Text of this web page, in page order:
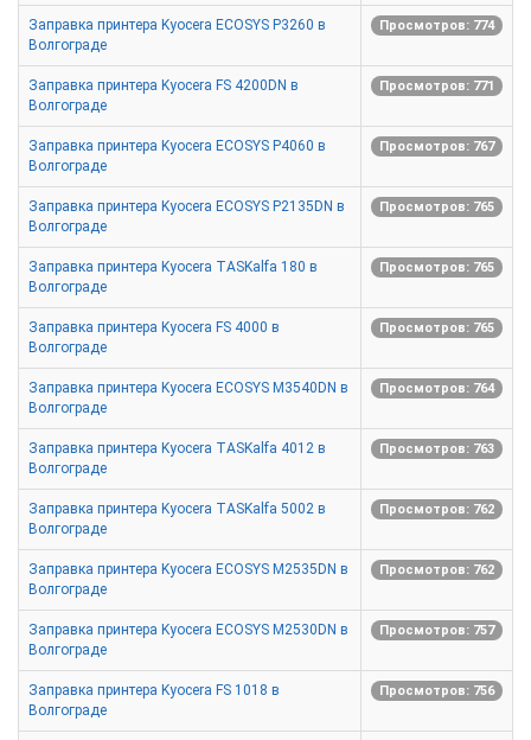
Заправка принтера Kyocera ECOSYS P3260 в
Волгограде
Просмотров: 774
Заправка принтера Kyocera FS 4200DN в
Волгограде
Просмотров: 771
Заправка принтера Kyocera ECOSYS P4060 в
Волгограде
Просмотров: 767
Заправка принтера Kyocera ECOSYS P2135DN в
Волгограде
Просмотров: 765
Заправка принтера Kyocera TASKalfa 180 в
Волгограде
Просмотров: 765
Заправка принтера Kyocera FS 4000 в
Волгограде
Просмотров: 765
Заправка принтера Kyocera ECOSYS M3540DN в
Волгограде
Просмотров: 764
Заправка принтера Kyocera TASKalfa 4012 в
Волгограде
Просмотров: 763
Заправка принтера Kyocera TASKalfa 5002 в
Волгограде
Просмотров: 762
Заправка принтера Kyocera ECOSYS M2535DN в
Волгограде
Просмотров: 762
Заправка принтера Kyocera ECOSYS M2530DN в
Волгограде
Просмотров: 757
Заправка принтера Kyocera FS 1018 в
Волгограде
Просмотров: 756